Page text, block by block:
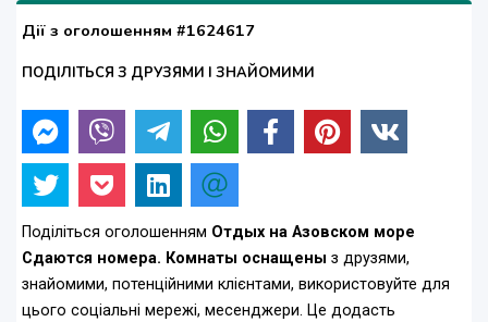
Дії з оголошенням #1624617
ПОДІЛІТЬСЯ З ДРУЗЯМИ І ЗНАЙОМИМИ
Поділіться оголошенням Отдых на Азовском море
Сдаются номера. Комнаты оснащены з друзями,
знайомими, потенційними клієнтами, використовуйте для
цього соціальні мережі, месенджери. Це додасть